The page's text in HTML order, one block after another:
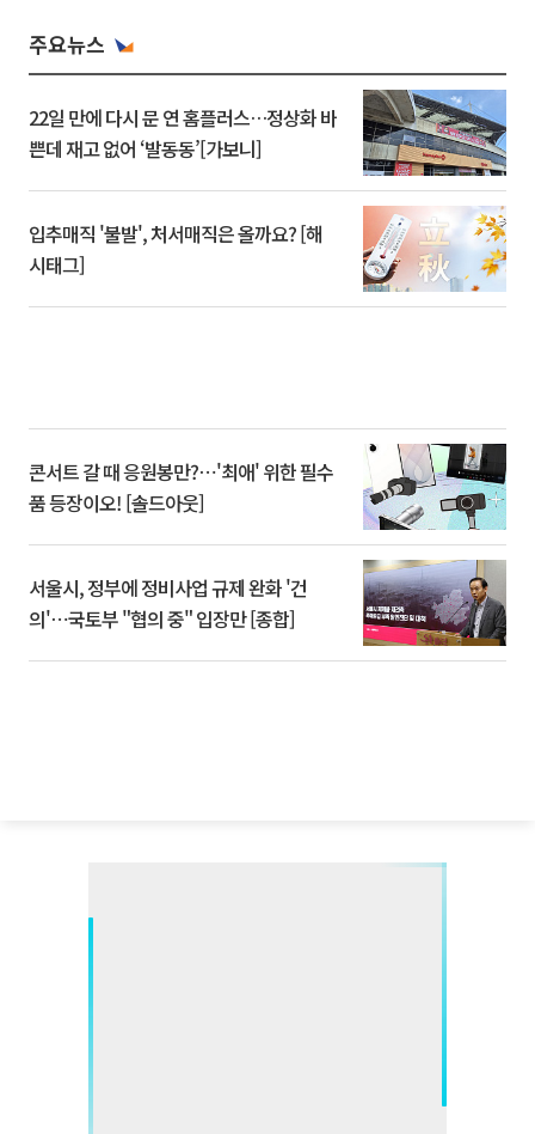
주요뉴스
22일 만에 다시 문 연 홈플러스…정상화 바
쁜데 재고 없어 ‘발동동’[가보니]
입추매직 '불발', 처서매직은 올까요? [해
시태그]
콘서트 갈 때 응원봉만?⋯'최애' 위한 필수
품 등장이오! [솔드아웃]
서울시, 정부에 정비사업 규제 완화 '건
의'⋯국토부 "협의 중" 입장만 [종합]